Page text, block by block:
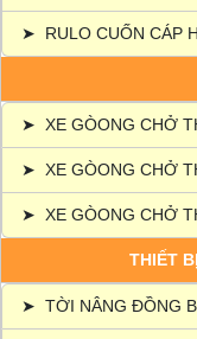
➤ RULO CUỐN CÁP
➤ XE GÒONG CHỞ
➤ XE GÒONG CHỞ
➤ XE GÒONG CHỞ
THIẾT
➤ TỜI NÂNG ĐỒNG